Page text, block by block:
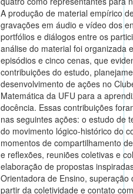
A produção de material empírico
gravações em áudio e vídeo dos
portfólios e diálogos entre os
análise do material foi organizada
episódios e cinco cenas, que
contribuições do estudo,
desenvolvimento de ações no
Matemática da UFU para a
docência. Essas contribuições
nas seguintes ações: o estudo de
do movimento lógico-histórico do
momentos de compartilhamento
e reflexões, reuniões coletivas e
elaboração de propostas
Orientadora de Ensino, superação
partir da coletividade e contato